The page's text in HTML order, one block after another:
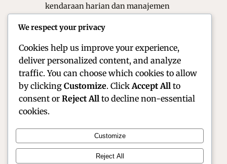
kendaraan harian dan manajemen
telemetri adalah proses pengiriman
Official Site of Christian Montanari | Racer &
We respect your privacy
Cookies help us improve your experience,
deliver personalized content, and analyze
traffic. You can choose which cookies to allow
by clicking Customize. Click Accept All to
consent or Reject All to decline non-essential
cookies.
Customize
Reject All